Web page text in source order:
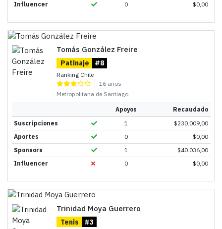
Influencer
0 $0,00
Tomás González Freire
Patinaje #8
Ranking Chile
16 años
Metropolitana de Santiago
Apoyos
Recaudado
Suscripciones
1 $230.009,00
Aportes
0 $0,00
Sponsors
1 $40.036,00
Influencer
0 $0,00
Trinidad Moya Guerrero
Tenis #3